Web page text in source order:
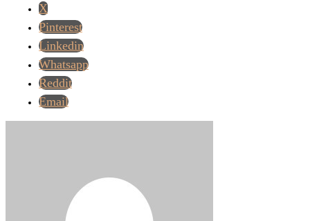
X
Pinterest
Linkedin
Whatsapp
Reddit
Email